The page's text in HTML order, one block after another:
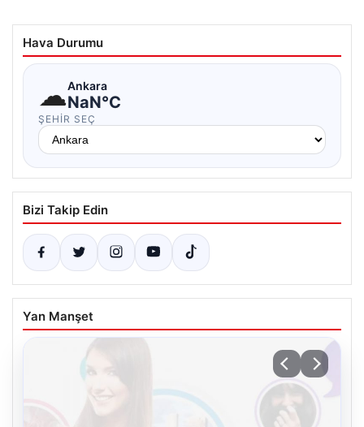
Hava Durumu
☁Ankara
NaN°C
ŞEHIR SEÇ
Bizi Takip Edin
Yan Manşet